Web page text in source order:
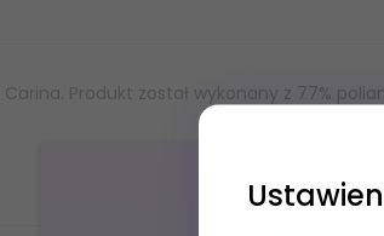
Produkt został wykonany z 77%
Zapisz się NA